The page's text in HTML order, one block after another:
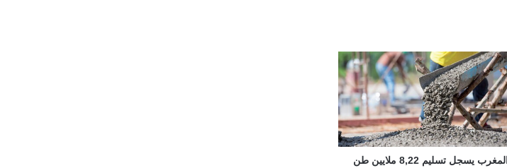
المغرب يسجل تسليم 8,22 ملايين طن